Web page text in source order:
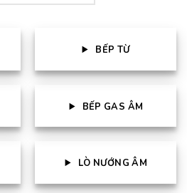
BẾP TỪ
BẾP GAS ÂM
LÒ NƯỚNG ÂM